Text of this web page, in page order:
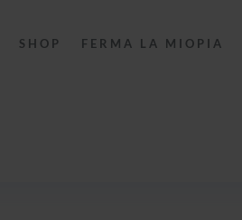
SHOP FERMA LA MIOPIA